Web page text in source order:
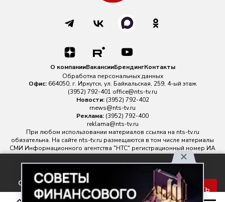
соглашаетесь с правилами
обработки персональных
Принять
О компанииВакансииБрендингКонтакты
Обработка персональных данных
Офис: 664050, г. Иркутск, ул. Байкальская, 259, 4-ый этаж
(3952) 792-401 office@nts-tv.ru
Новости: (3952) 792-402
rnews@nts-tv.ru
Реклама: (3952) 792-400
reklama@nts-tv.ru
При любом использовании материалов ссылка на nts-tv.ru
обязательна. На сайте nts-tv.ru размещаются в том числе материалы
СМИ Информационного агентства "НТС" регистрационный номер ИА
№ ФС 77 - 88763 зарегистрировано Федеральной службой по
надзору в сфере связи, информационных технологий и массовых
Главный редактор ИА "НТС" Иштулкин Евгений Александрович
16+